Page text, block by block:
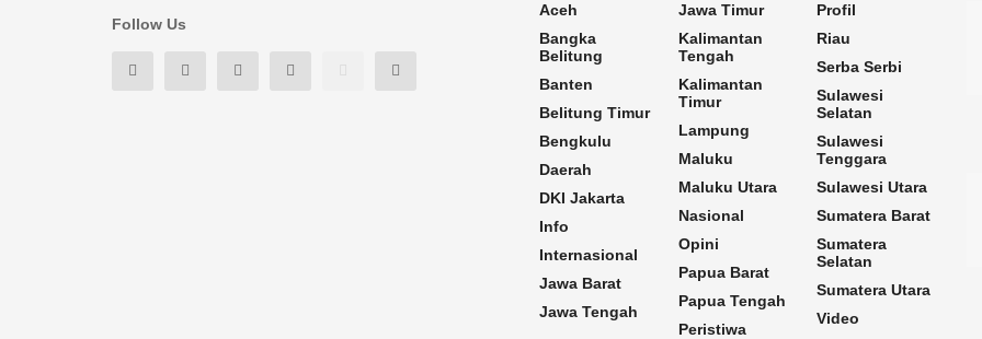
Follow Us
Aceh
Bangka
Belitung
Banten
Belitung Timur
Bengkulu
Daerah
DKI Jakarta
Info
Internasional
Jawa Barat
Jawa Tengah
Jawa Timur
Kalimantan
Tengah
Kalimantan
Timur
Lampung
Maluku
Maluku Utara
Nasional
Opini
Papua Barat
Papua Tengah
Peristiwa
Profil
Riau
Serba Serbi
Sulawesi
Selatan
Sulawesi
Tenggara
Sulawesi Utara
Sumatera Barat
Sumatera
Selatan
Sumatera Utara
Video